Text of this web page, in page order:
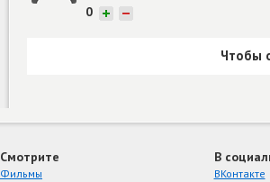
0 + −
Чтобы
Смотрите
Фильмы
В
ВКонтакте